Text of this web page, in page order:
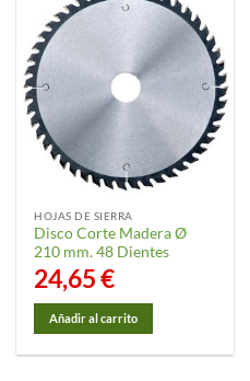
HOJAS DE SIERRA
Disco Corte Madera Ø
210 mm. 48 Dientes
24,65€
Añadir al carrito